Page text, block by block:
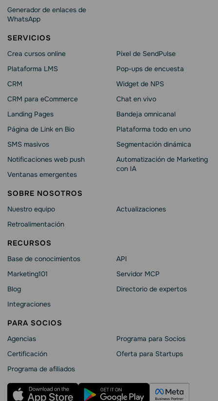
Generador de enlaces de
WhatsApp
SERVICIOS
Crea cursos online
Plataforma LMS
CRM
CRM para eCommerce
Landing Pages
Página de Link en Bio
SMS masivos
Notificaciones web push
Ventanas emergentes
Píxel de SendPulse
Pop-ups de encuesta
Widget de NPS
Chat en vivo
Bandeja omnicanal
Plataforma todo en uno
Segmentación dinámica
Automatización de Marketing
con IA
SOBRE NOSOTROS
Nuestro equipo
Retroalimentación
Actualizaciones
RECURSOS
Base de conocimientos
Marketing101
Blog
Integraciones
API
Servidor MCP
Directorio de expertos
PARA SOCIOS
Agencias
Certificación
Programa de afiliados
Programa para Socios
Oferta para Startups